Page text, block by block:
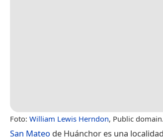
Foto: William Lewis Herndon, Public domain.
San Mateo de Huánchor es una localidad